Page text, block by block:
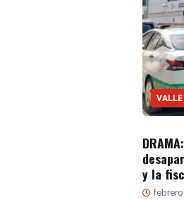
y la
febrero